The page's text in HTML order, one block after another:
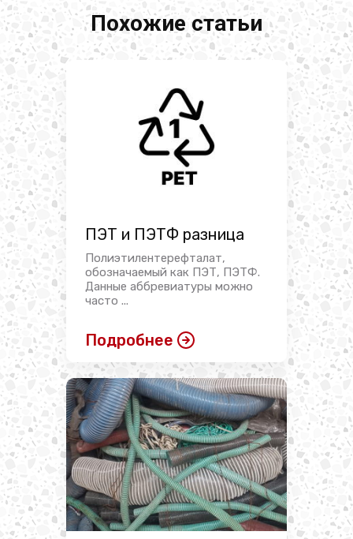
Похожие статьи
ПЭТ и ПЭТФ разница
Полиэтилентерефталат,
обозначаемый как ПЭТ, ПЭТФ.
Данные аббревиатуры можно
часто ...
Подробнее